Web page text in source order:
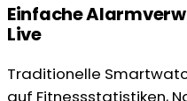
Einfache
Live
Traditionelle
auf Fitnessstatistiken,